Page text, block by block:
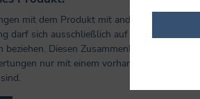
mit dem Produkt mit anderen
darf sich ausschließlich auf Produkte
Diesen Zusammenhang stellen
nur mit einem vorhandenen